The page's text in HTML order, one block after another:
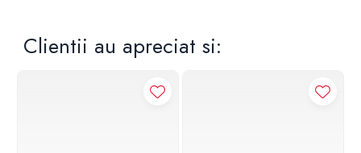
Clientii au apreciat si: